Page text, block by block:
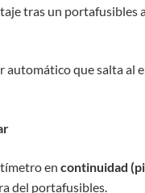
tras un portafusibles
que salta al
en continuidad
del portafusibles.